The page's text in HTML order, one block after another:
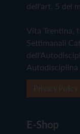
dell'art. 5 del
Vita Trentina,
Settimanali
Autodisciplina
E-Shop